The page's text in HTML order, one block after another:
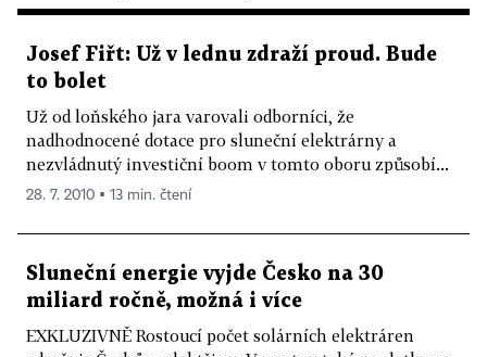
Josef Fiřt: Už v lednu zdraží proud. Bude
to bolet
Už od loňského jara varovali odborníci, že
nadhodnocené dotace pro sluneční elektrárny a
nezvládnutý investiční boom v tomto oboru způsobí...
28. 7. 2010 ▪ 13 min. čtení
Sluneční energie vyjde Česko na 30
miliard ročně, možná i více
EXKLUZIVNĚ Rostoucí počet solárních elektráren